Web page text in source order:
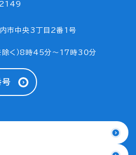
市中央3丁目2番1号
除く）8時45分～17時30分
号